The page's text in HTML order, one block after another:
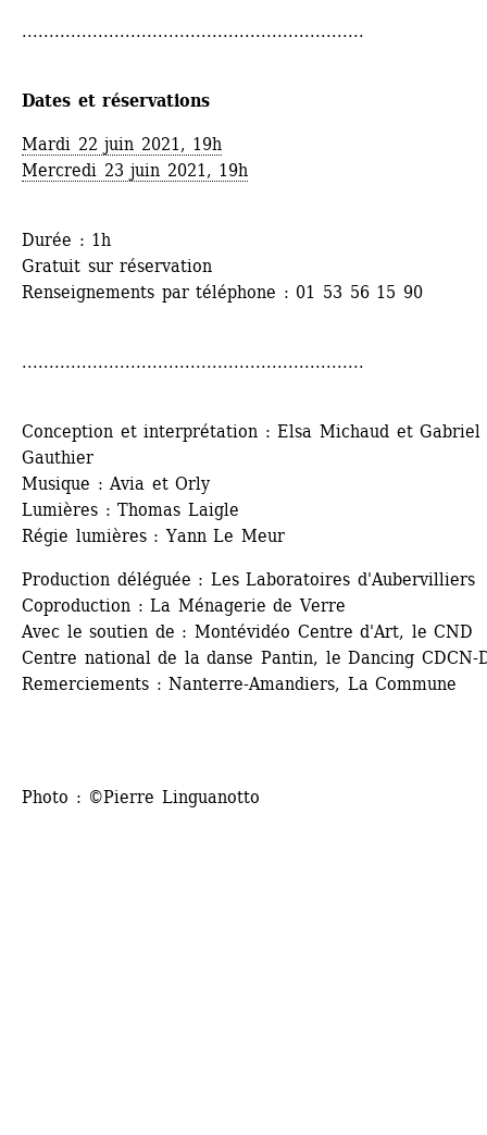
...............................................................
Dates et réservations
Mardi 22 juin 2021, 19h
Mercredi 23 juin 2021, 19h
Durée : 1h
Gratuit sur réservation
Renseignements par téléphone : 01 53 56 15 90
...............................................................
Conception et interprétation : Elsa Michaud et Gabriel
Gauthier
Musique : Avia et Orly
Lumières : Thomas Laigle
Régie lumières : Yann Le Meur
Production déléguée : Les Laboratoires d'Aubervilliers
Coproduction : La Ménagerie de Verre
Avec le soutien de : Montévidéo Centre d'Art, le CND
Centre national de la danse Pantin, le Dancing CDCN-
Remerciements : Nanterre-Amandiers, La Commune
Photo : ©Pierre Linguanotto